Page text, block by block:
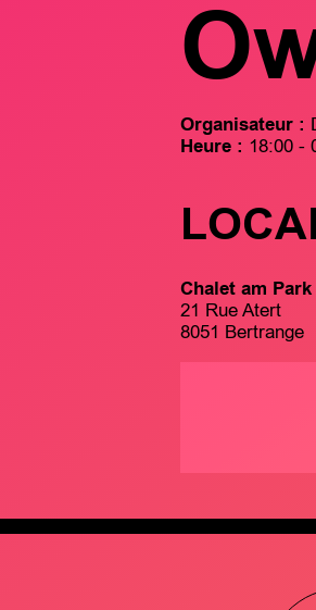
Organisateur :
Heure : 18:00 -
Chalet am Park
21 Rue Atert
8051 Bertrange